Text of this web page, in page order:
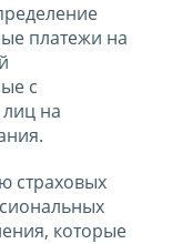
платежи на
с
на
страховых
которые